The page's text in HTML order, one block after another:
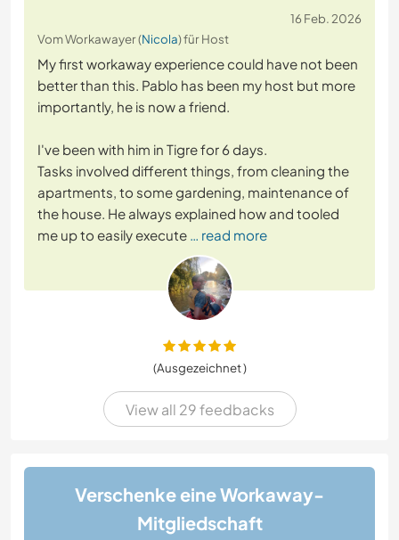
16 Feb. 2026
Vom Workawayer (Nicola) für Host
My first workaway experience could have not been
better than this. Pablo has been my host but more
importantly, he is now a friend.
I've been with him in Tigre for 6 days.
Tasks involved different things, from cleaning the
apartments, to some gardening, maintenance of
the house. He always explained how and tooled
me up to easily execute … read more
(Ausgezeichnet )
View all 29 feedbacks
Verschenke eine Workaway-
Mitgliedschaft